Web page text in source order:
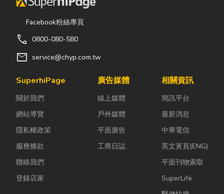
Facebook粉絲專頁
call 0800-080-580
mail service@chyp.com.tw
SuperhiPage
關於我們
網站導覽
隱私權政策
服務條款
聯絡我們
登錄店家
廣告媒體
線上媒體
戶外媒體
平面廣告
工商日誌
相關資訊
簡訊平台
最新消息
中華電信
英文黃頁(ENG)
平面刊物索取
SuperLife